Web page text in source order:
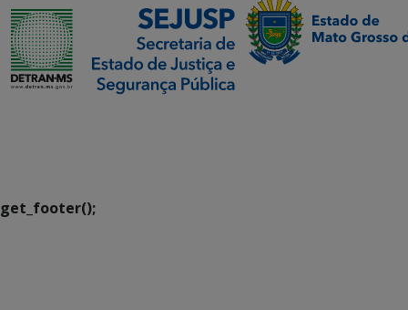
get_footer();